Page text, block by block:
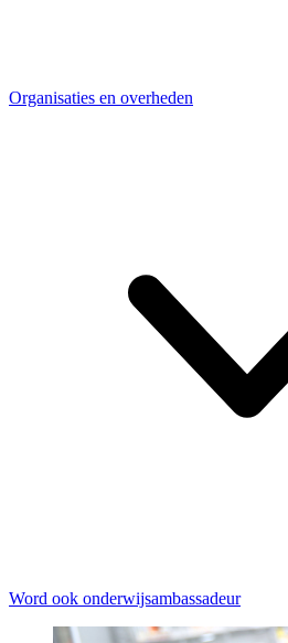
Organisaties en overheden
Word ook onderwijsambassadeur